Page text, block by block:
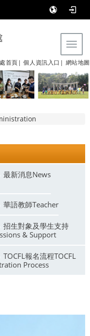
首頁| 個人資訊入口| 網站地圖
最新消息News
華語教師Teacher
招生對象及學生支持
& Support
TOCFL報名流程TOCFL
Process